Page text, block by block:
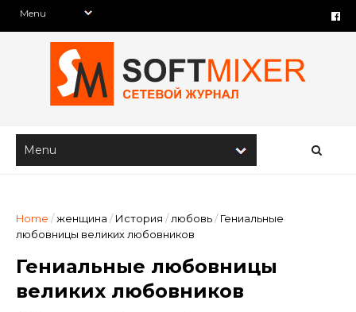
Home /женщина / История / любовь/ Гениальные
любовницы великих любовников
Гениальные любовницы
великих любовников